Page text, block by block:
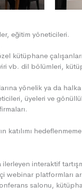
eğitim yöneticileri.
kütüphane
vb. dil bölümleri,
yönelik ya da halka
üyeleri ve
katılımı
ilerleyen interaktif
webinar platformları
salonu,